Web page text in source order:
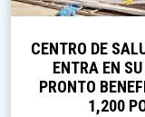
CENTRO DE
ENTRA EN
PRONTO
1,200